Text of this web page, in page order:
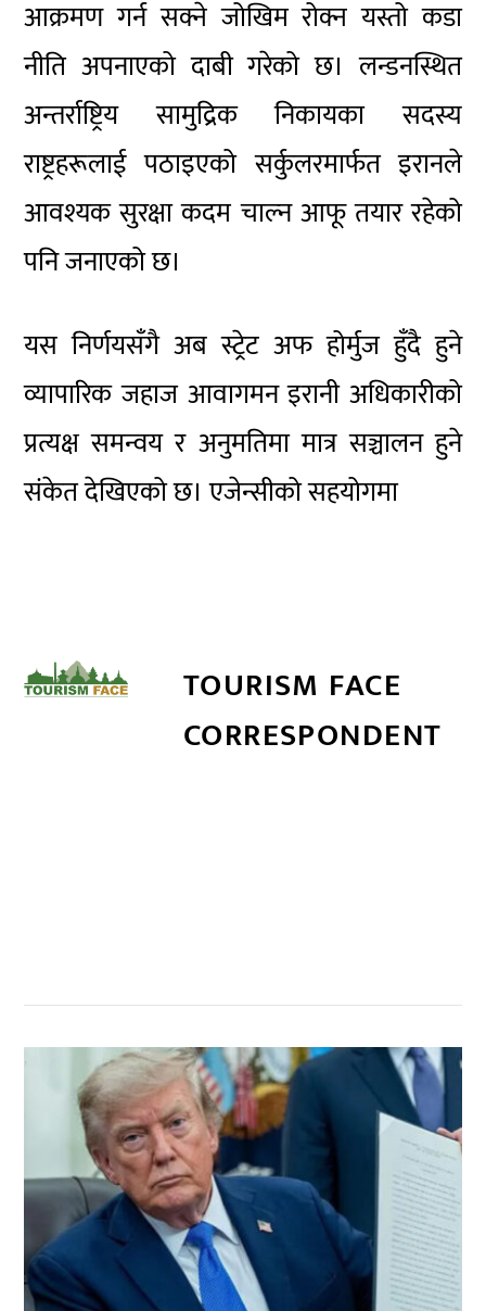
आक्रमण गर्न सक्ने जोखिम रोक्न यस्तो कडा
नीति अपनाएको दाबी गरेको छ। लन्डनस्थित
अन्तर्राष्ट्रिय सामुद्रिक निकायका सदस्य
राष्ट्रहरूलाई पठाइएको सर्कुलरमार्फत इरानले
आवश्यक सुरक्षा कदम चाल्न आफू तयार रहेको
पनि जनाएको छ।
यस निर्णयसँगै अब स्ट्रेट अफ होर्मुज हुँदै हुने
व्यापारिक जहाज आवागमन इरानी अधिकारीको
प्रत्यक्ष समन्वय र अनुमतिमा मात्र सञ्चालन हुने
संकेत देखिएको छ। एजेन्सीको सहयोगमा
TOURISM FACE
CORRESPONDENT